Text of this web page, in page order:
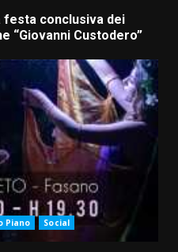
festa conclusiva dei
“Giovanni Custodero”
Piano Social